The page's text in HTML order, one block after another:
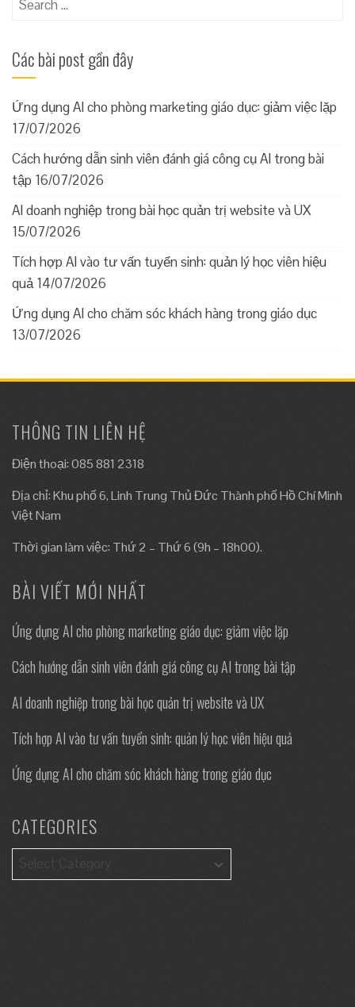
Các bài post gần đây
Ứng dụng AI cho phòng marketing giáo dục: giảm việc lặp
17/07/2026
Cách hướng dẫn sinh viên đánh giá công cụ AI trong bài
tập 16/07/2026
AI doanh nghiệp trong bài học quản trị website và UX
15/07/2026
Tích hợp AI vào tư vấn tuyển sinh: quản lý học viên hiệu
quả 14/07/2026
Ứng dụng AI cho chăm sóc khách hàng trong giáo dục
13/07/2026
THÔNG TIN LIÊN HỆ
Điện thoại: 085 881 2318
Địa chỉ: Khu phố 6, Linh Trung Thủ Đức Thành phố Hồ Chí Minh
Việt Nam
Thời gian làm việc: Thứ 2 – Thứ 6 (9h – 18h00).
BÀI VIẾT MỚI NHẤT
Ứng dụng AI cho phòng marketing giáo dục: giảm việc lặp
Cách hướng dẫn sinh viên đánh giá công cụ AI trong bài tập
AI doanh nghiệp trong bài học quản trị website và UX
Tích hợp AI vào tư vấn tuyển sinh: quản lý học viên hiệu quả
Ứng dụng AI cho chăm sóc khách hàng trong giáo dục
CATEGORIES
Categories